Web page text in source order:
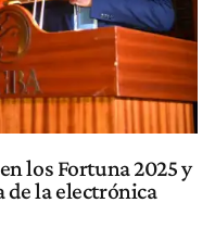
los Fortuna 2025 y
de la electrónica